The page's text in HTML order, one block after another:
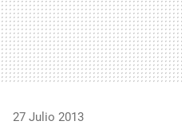
27 Julio 2013